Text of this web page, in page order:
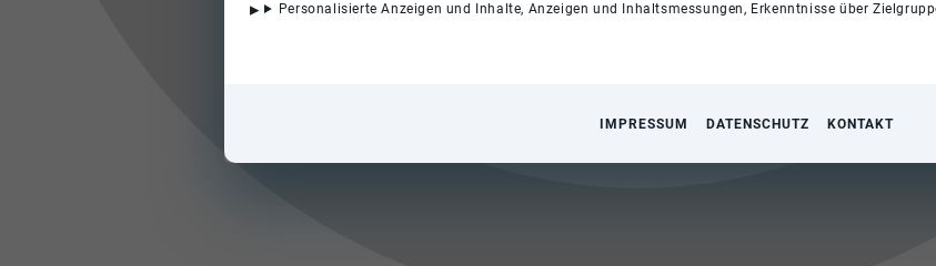
Personalisierte Anzeigen und Inhalte, Anzeigen und Inhaltsmessungen, Erkenntnisse über
IMPRESSUM DATENSCHUTZ KONTAKT